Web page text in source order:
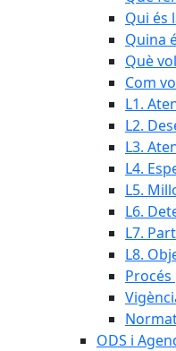
Qui és
Quina
Què
Com
L1.
L2.
L3.
L4.
L5.
L6.
L7.
L8.
ODS i